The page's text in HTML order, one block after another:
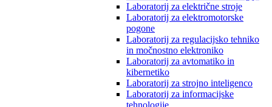
Laboratorij za električne stroje
Laboratorij za elektromotorske
pogone
Laboratorij za regulacijsko tehniko
in močnostno elektroniko
Laboratorij za avtomatiko in
kibernetiko
Laboratorij za strojno inteligenco
Laboratorij za informacijske
tehnologije